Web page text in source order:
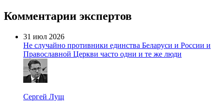
Комментарии экспертов
31 июл 2026
Не случайно противники единства Беларуси и России и
Православной Церкви часто одни и те же люди
Сергей Лущ